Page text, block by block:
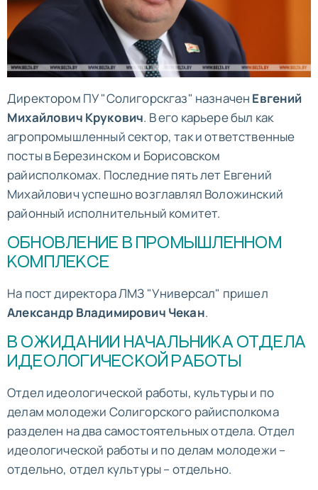
Директором ПУ "Солигорскгаз" назначен Евгений
Михайлович Крукович. В его карьере был как
агропромышленный сектор, так и ответственные
посты в Березинском и Борисовском
райисполкомах. Последние пять лет Евгений
Михайлович успешно возглавлял Воложинский
районный исполнительный комитет.
ОБНОВЛЕНИЕ В ПРОМЫШЛЕННОМ
КОМПЛЕКСЕ
На пост директора ЛМЗ "Универсал" пришел
Александр Владимирович Чекан.
В ОЖИДАНИИ НАЧАЛЬНИКА ОТДЕЛА
ИДЕОЛОГИЧЕСКОЙ РАБОТЫ
Отдел идеологической работы, культуры и по
делам молодежи Солигорского райисполкома
разделен на два самостоятельных отдела. Отдел
идеологической работы и по делам молодежи –
отдельно, отдел культуры – отдельно.